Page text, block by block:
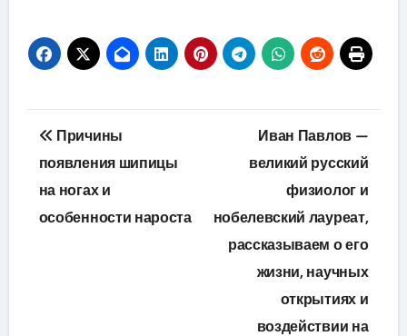
Навигация
по
записям
Причины
появления шипицы
на ногах и
особенности нароста
Иван Павлов —
великий русский
физиолог и
нобелевский лауреат,
рассказываем о его
жизни, научных
открытиях и
воздействии на